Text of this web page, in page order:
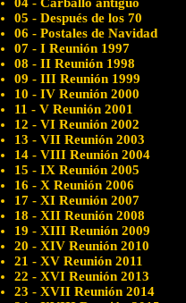
05 - Después de los 70
06 - Postales de Navidad
07 - I Reunión 1997
08 - II Reunión 1998
09 - III Reunión 1999
10 - IV Reunión 2000
11 - V Reunión 2001
12 - VI Reunión 2002
13 - VII Reunión 2003
14 - VIII Reunión 2004
15 - IX Reunión 2005
16 - X Reunión 2006
17 - XI Reunión 2007
18 - XII Reunión 2008
19 - XIII Reunión 2009
20 - XIV Reunión 2010
21 - XV Reunión 2011
22 - XVI Reunión 2013
23 - XVII Reunión 2014